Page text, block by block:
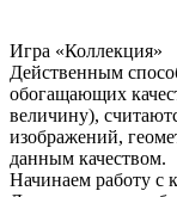
Игра «Коллекция»
Действенным
обогащающих
величину),
изображений,
данным качеством.
Начинаем работу с